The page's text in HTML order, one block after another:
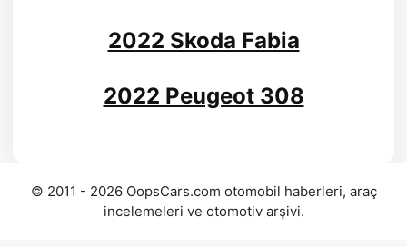
2022 Skoda Fabia
2022 Peugeot 308
© 2011 - 2026 OopsCars.com otomobil haberleri, araç
incelemeleri ve otomotiv arşivi.